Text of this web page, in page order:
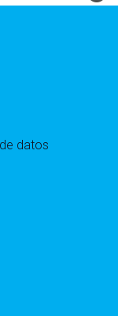
datos